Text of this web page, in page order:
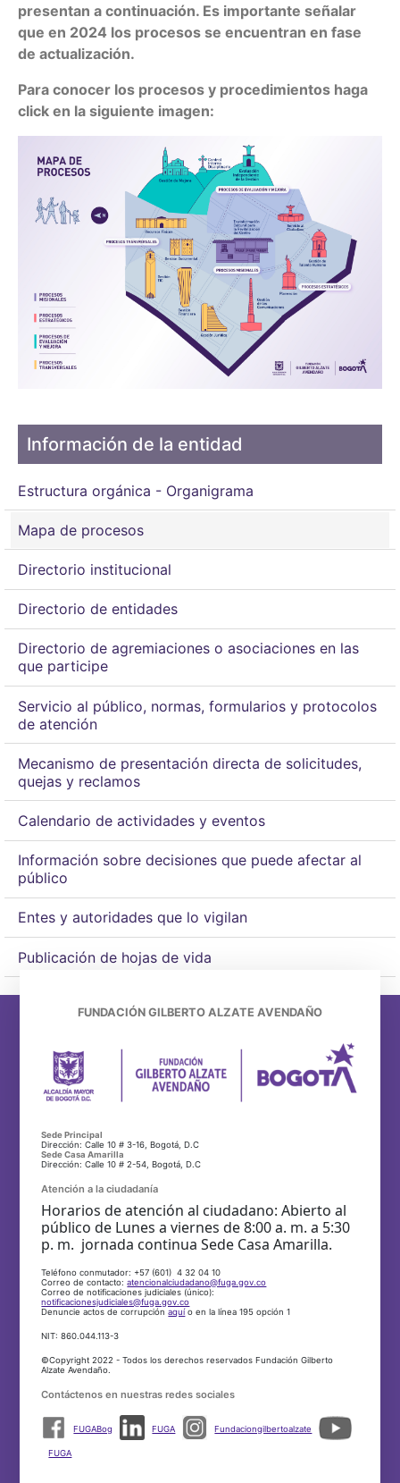
Información de la entidad
Estructura orgánica - Organigrama
Mapa de procesos
Directorio institucional
Directorio de entidades
Directorio de agremiaciones o asociaciones en las
que participe
Servicio al público, normas, formularios y protocolos
de atención
Mecanismo de presentación directa de solicitudes,
quejas y reclamos
Calendario de actividades y eventos
Información sobre decisiones que puede afectar al
público
Entes y autoridades que lo vigilan
Publicación de hojas de vida
presentan a continuación. Es importante señalar
que en 2024 los procesos se encuentran en fase
de actualización.
Para conocer los procesos y procedimientos haga
click en la siguiente imagen:
FUNDACIÓN GILBERTO ALZATE AVENDAÑO
Sede Principal
Dirección: Calle 10 # 3-16, Bogotá, D.C
Sede Casa Amarilla
Dirección: Calle 10 # 2-54, Bogotá, D.C
Atención a la ciudadanía
Horarios de atención al ciudadano: Abierto al
público de Lunes a viernes de 8:00 a. m. a 5:30
p. m. jornada continua Sede Casa Amarilla.
Teléfono conmutador: +57 (601) 4 32 04 10
Correo de contacto:atencionalciudadano@fuga.gov.co
Correo de notificaciones judiciales (único):
notificacionesjudiciales@fuga.gov.co
Denuncie actos de corrupciónaquío en la línea 195 opción 1
NIT: 860.044.113-3
©Copyright 2022 - Todos los derechos reservados Fundación Gilberto
Alzate Avendaño.
Contáctenos en nuestras redes sociales
FUGABog FUGA Fundaciongilbertoalzate
FUGA